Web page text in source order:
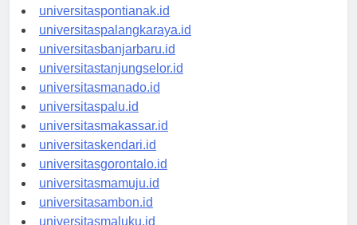
universitaspontianak.id
universitaspalangkaraya.id
universitasbanjarbaru.id
universitastanjungselor.id
universitasmanado.id
universitaspalu.id
universitasmakassar.id
universitaskendari.id
universitasgorontalo.id
universitasmamuju.id
universitasambon.id
universitasmaluku.id